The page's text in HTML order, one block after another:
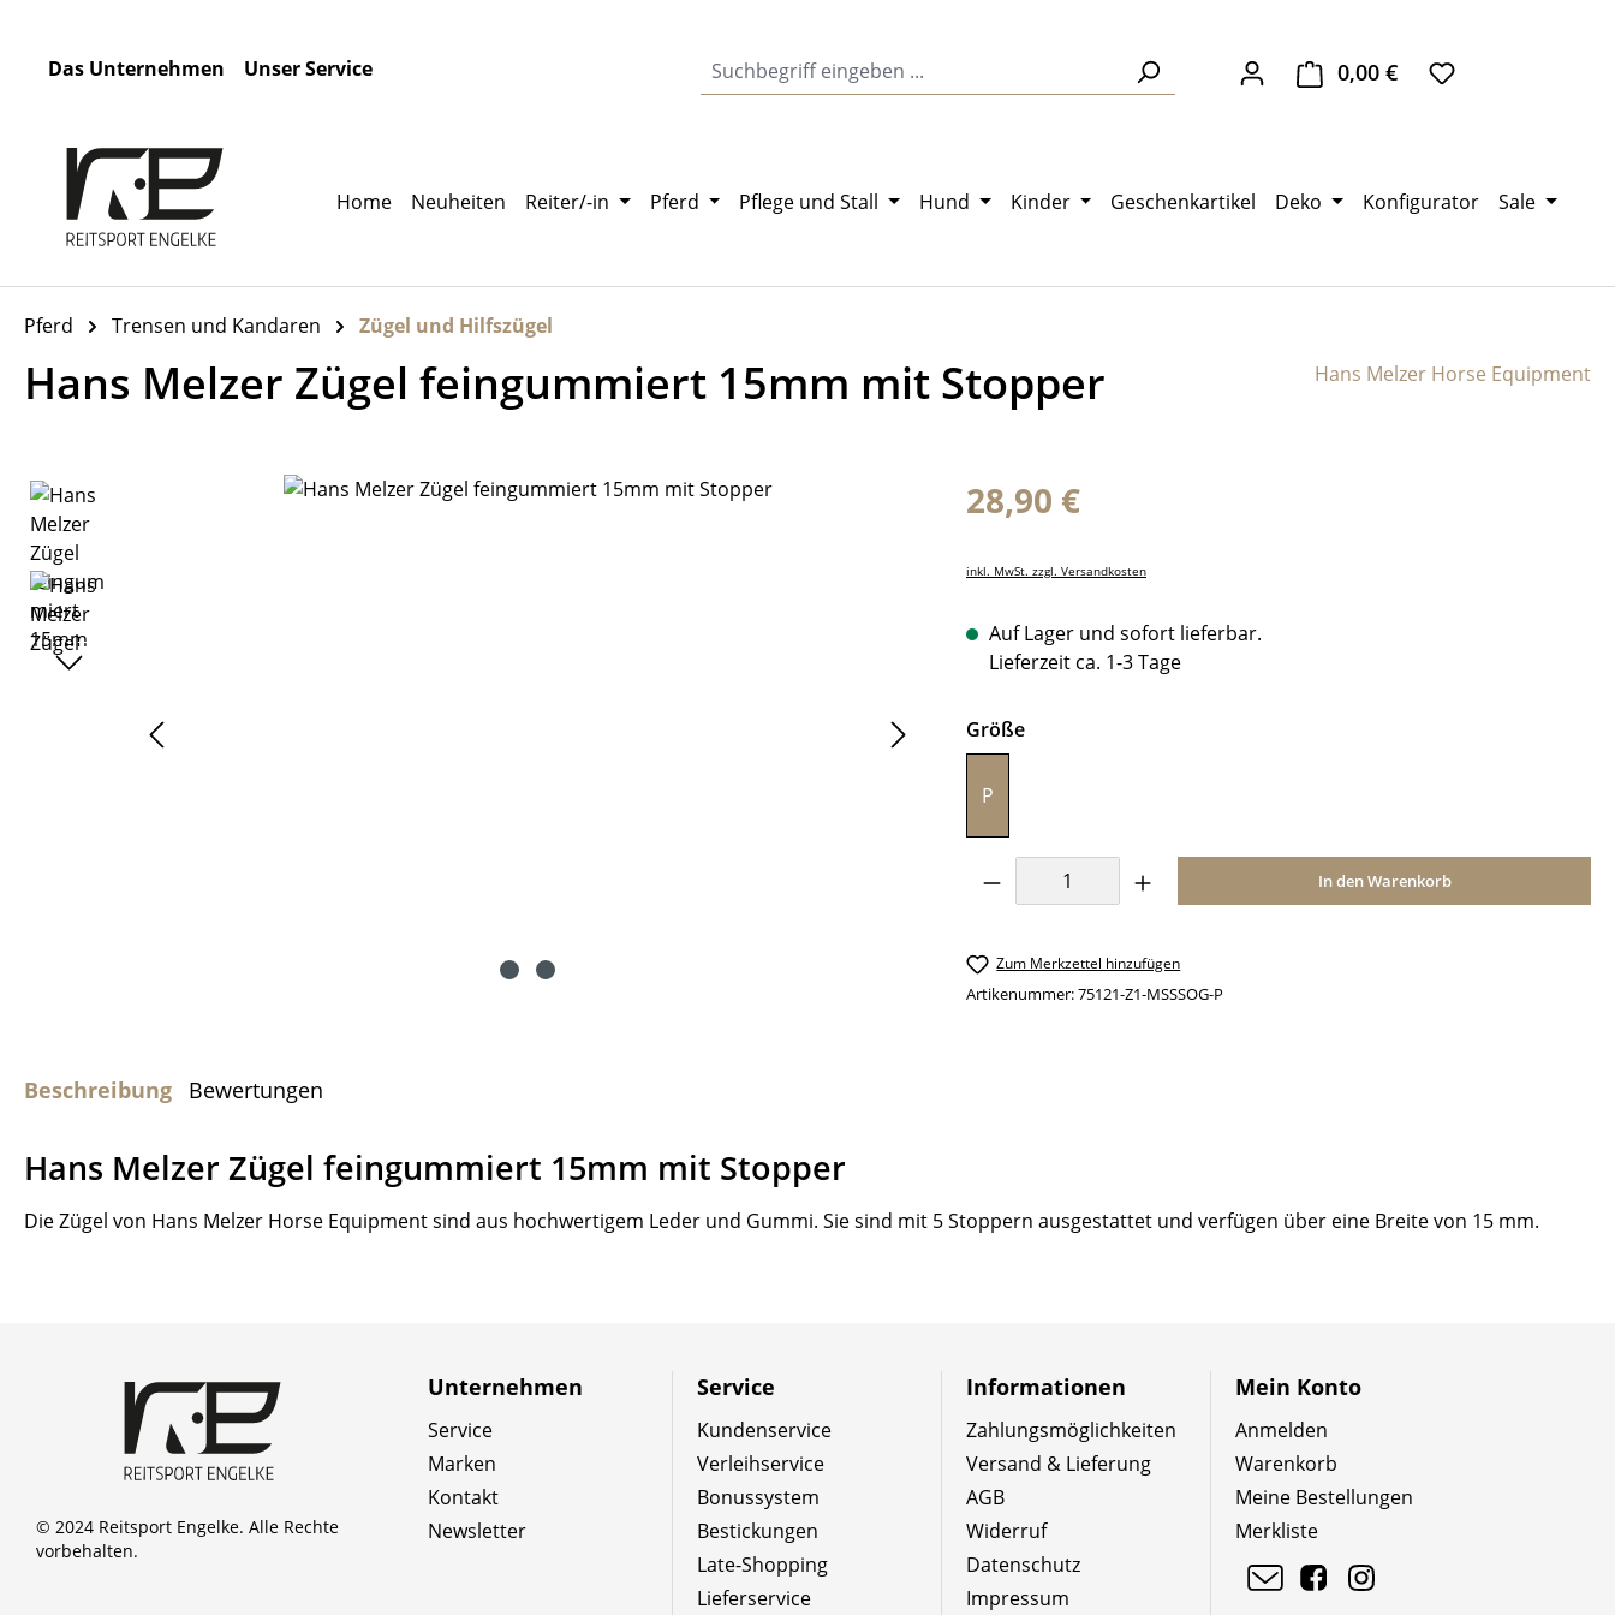
Das Unternehmen
Unser Service 0,00 €Warenkorb enthält 0
Home Neuheiten Reiter/-in Pferd Pflege und Stall Hund Kinder Geschenkartikel Deko Konfigurator Sale
Pferd Trensen und Kandaren Zügel und Hilfszügel
Hans Melzer Zügel feingummiert 15mm mit Stopper Hans Melzer Horse Equipment
Bildergalerie überspringen Regulärer Preis:
28,90 €
inkl. MwSt. zzgl. Versandkosten
Auf Lager und sofort lieferbar.
Lieferzeit ca. 1-3 Tage
Größeauswählen
P
Produkt Anzahl: Gib den gewünschten Wert
In den Warenkorb
Zum Merkzettel hinzufügen
Artikenummer:75121-Z1-MSSSOG-P
Beschreibung Bewertungen
Hans Melzer Zügel feingummiert 15mm mit Stopper
Die Zügel von Hans Melzer Horse Equipment sind aus hochwertigem Leder und Gummi. Sie sind mit 5 Stoppern ausgestattet und verfügen über eine Breite von 15 mm.
© 2024 Reitsport Engelke. Alle Rechte
vorbehalten.
Unternehmen
Service
Marken
Kontakt
Newsletter
Service
Kundenservice
Verleihservice
Bonussystem
Bestickungen
Late-Shopping
Lieferservice
Informationen
Zahlungsmöglichkeiten
Versand & Lieferung
AGB
Widerruf
Datenschutz
Impressum
Mein Konto
Anmelden
Warenkorb
Meine Bestellungen
Merkliste